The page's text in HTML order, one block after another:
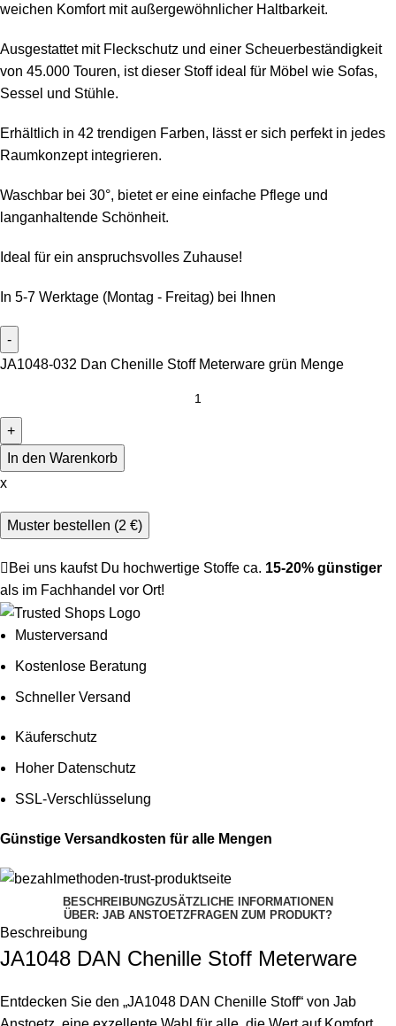
weichen Komfort mit außergewöhnlicher Haltbarkeit.
Ausgestattet mit Fleckschutz und einer Scheuerbeständigkeit
von 45.000 Touren, ist dieser Stoff ideal für Möbel wie Sofas,
Sessel und Stühle.
Erhältlich in 42 trendigen Farben, lässt er sich perfekt in jedes
Raumkonzept integrieren.
Waschbar bei 30°, bietet er eine einfache Pflege und
langanhaltende Schönheit.
Ideal für ein anspruchsvolles Zuhause!
In 5-7 Werktage (Montag - Freitag) bei Ihnen
JA1048-032 Dan Chenille Stoff Meterware grün Menge
In den Warenkorb
x
Muster bestellen (2 €)
Bei uns kaufst Du hochwertige Stoffe ca. 15-20% günstiger
als im Fachhandel vor Ort!
Musterversand
Kostenlose Beratung
Schneller Versand
Käuferschutz
Hoher Datenschutz
SSL-Verschlüsselung
Günstige Versandkosten für alle Mengen
BESCHREIBUNGZUSÄTZLICHE INFORMATIONEN
ÜBER: JAB ANSTOETZFRAGEN ZUM PRODUKT?
Beschreibung
JA1048 DAN Chenille Stoff Meterware
Entdecken Sie den „JA1048 DAN Chenille Stoff“ von Jab